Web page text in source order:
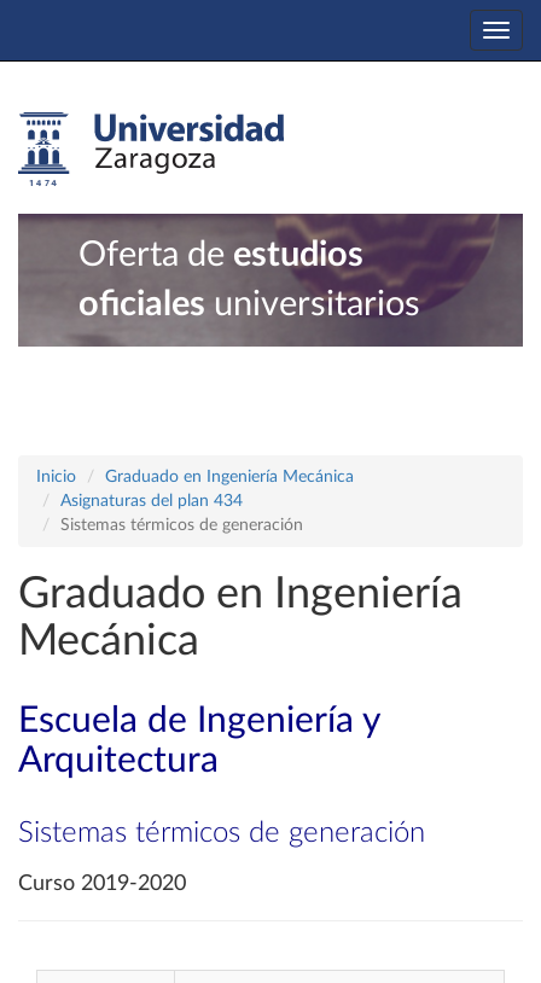
Oferta de estudios
oficiales universitarios
Inicio
Graduado en Ingeniería Mecánica
Asignaturas del plan 434
Sistemas térmicos de generación
Graduado en Ingeniería
Mecánica
Escuela de Ingeniería y
Arquitectura
Sistemas térmicos de generación
Curso 2019-2020